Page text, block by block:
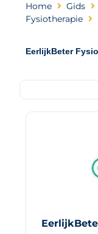
Home Gids
Fysiotherapie
EerlijkBeter